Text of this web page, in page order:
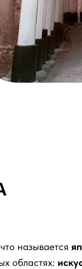
называется
областях: